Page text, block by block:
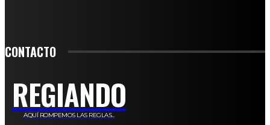
CONTACTO
REGIANDO
AQUÍ ROMPEMOS LAS REGLAS...